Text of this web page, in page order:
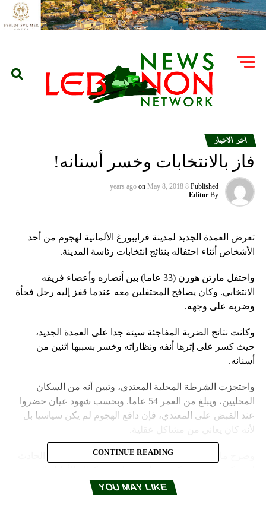
اخر الاخبار
فاز بالانتخابات وخسر أسنانه!
Published
8 years ago
on May 8, 2018
By
Editor
تعرض العمدة الجديد لمدينة فرايبورغ الألمانية لهجوم من أحد
الأشخاص أثناء احتفاله بنتائج انتخابات رئاسة المدينة.
واحتفل مارتن هورن (33 عاما) بين أنصاره وأعضاء فريقه
الانتخابي. وكان يصافح المحتفلين معه عندما قفز إليه رجل فجأة
وضربه على وجهه.
وكانت نتائج الضربة المفاجئة سيئة جدا على العمدة الجديد،
حيث كسر على إثرها أنفه ونظاراته وخسر بسببها اثنين من
أسنانه.
واحتجزت الشرطة المحلية المعتدي، وتبين أنه من السكان
المحليين، ويبلغ من العمر 54 عاما. وبحسب شهود عيان حضروا
عند القبض على المعتدي، فإن دافع الهجوم لم يكن سياسيا بل
لأنه كان يعاني من مشاكل عقلية.
وصرح مارتن هورن، الذي نقل إلى المستشفى فورا، أن الحادث
قاموا بإسعافه وتضميد جراحه، وقال: “كسر في الأنف وغرزتين
صغيرتين وسن مكسور شيء بسيط ولا يذكر”.
وسوف يحل مارتن هورن مكان ديتر سالومون من حزب الخضر،
CONTINUE READING
YOU MAY LIKE